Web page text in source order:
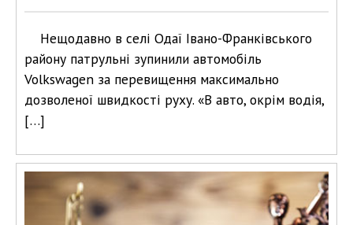
Нещодавно в селі Одаї Івано-Франківського
району патрульні зупинили автомобіль
Volkswagen за перевищення максимально
дозволеної швидкості руху. «В авто, окрім водія,
[…]